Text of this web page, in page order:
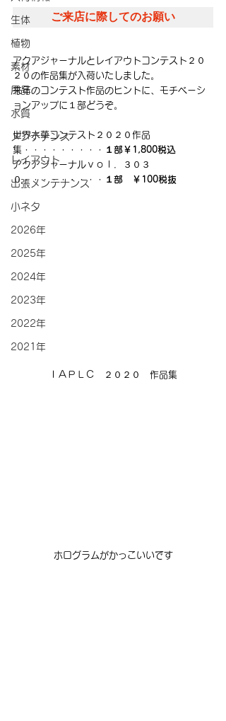
生体
植物
素材
用品
水質
メンテナンス
レイアウト
出張メンテナンス
小ネタ
2026年
2025年
2024年
2023年
2022年
2021年
ご来店に際してのお願い
アクアジャーナルとレイアウトコンテスト２０
２０の作品集が入荷いたしました。
来年のコンテスト作品のヒントに、モチベーシ
ョンアップに１部どうぞ。
世界水草コンテスト２０２０作品
集・・・・・・・・・
１部￥1,800税込
アクアジャーナルｖｏｌ．３０３
０・・・・・・・・・
１部　￥100税抜
ＩＡＰＬＣ　２０２０　作品集
ホログラムがかっこいいです